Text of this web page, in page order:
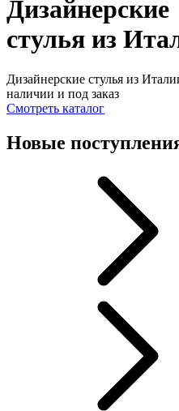
Дизайнерские
стулья из
Дизайнерские стулья из
наличии и под заказ
Смотреть каталог
Новые